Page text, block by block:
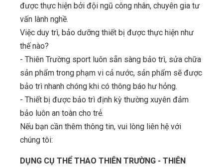
được thực hiện bởi đội ngũ công nhân, chuyên gia tư
vấn lành nghề.
Việc duy trì, bảo dưỡng thiết bị được thực hiện như
thế nào?
- Thiên Trường sport luôn sẵn sàng bảo trì, sửa chữa
sản phẩm trong phạm vi cả nước, sản phẩm sẽ được
bảo trì nhanh chóng khi có thông báo hư hỏng.
- Thiết bị được bảo trì định kỳ thường xuyên đảm
bảo luôn an toàn cho trẻ.
Nếu bạn cần thêm thông tin, vui lòng liên hệ với
chúng tôi:
DỤNG CỤ THỂ THAO THIÊN TRƯỜNG - THIÊN